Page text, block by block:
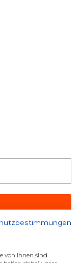
von ihnen sind